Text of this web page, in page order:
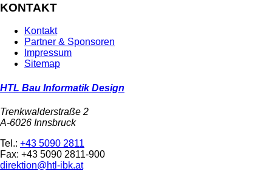
KONTAKT
Kontakt
Partner & Sponsoren
Impressum
Sitemap
HTL Bau Informatik Design
Trenkwalderstraße 2
A-6026 Innsbruck
Tel.: +43 5090 2811
Fax: +43 5090 2811-900
direktion@htl-ibk.at